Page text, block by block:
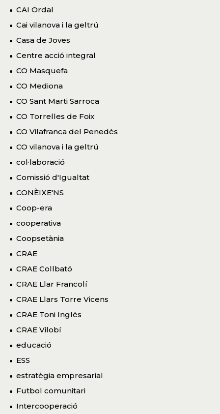
CAI Ordal
Cai vilanova i la geltrú
Casa de Joves
Centre acció integral
CO Masquefa
CO Mediona
CO Sant Marti Sarroca
CO Torrelles de Foix
CO Vilafranca del Penedès
CO vilanova i la geltrú
col·laboració
Comissió d'Igualtat
CONÈIXE'NS
Coop-era
cooperativa
Coopsetània
CRAE
CRAE Collbató
CRAE Llar Francolí
CRAE Llars Torre Vicens
CRAE Toni Inglès
CRAE Vilobí
educació
ESS
estratègia empresarial
Futbol comunitari
Intercooperació